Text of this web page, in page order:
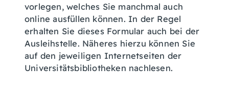
vorlegen, welches Sie manchmal auch
online ausfüllen können. In der Regel
erhalten Sie dieses Formular auch bei der
Ausleihstelle. Näheres hierzu können Sie
auf den jeweiligen Internetseiten der
Universitätsbibliotheken nachlesen.